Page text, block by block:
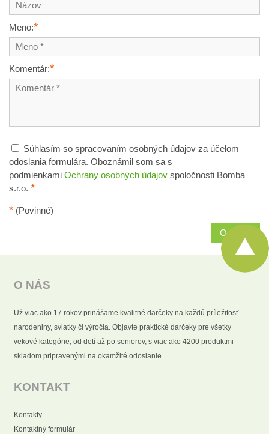
Meno:*
Komentár:*
Súhlasím so spracovaním osobných údajov za účelom
odoslania formulára. Oboznámil som sa s
podmienkami Ochrany osobných údajov spoločnosti Bomba
s.r.o. *
* (Povinné)
Odoslať
O NÁS
Už viac ako 17 rokov prinášame kvalitné darčeky na každú príležitosť -
narodeniny, sviatky či výročia. Objavte praktické darčeky pre všetky
vekové kategórie, od detí až po seniorov, s viac ako 4200 produktmi
skladom pripravenými na okamžité odoslanie.
KONTAKT
Kontakty
Kontaktný formulár